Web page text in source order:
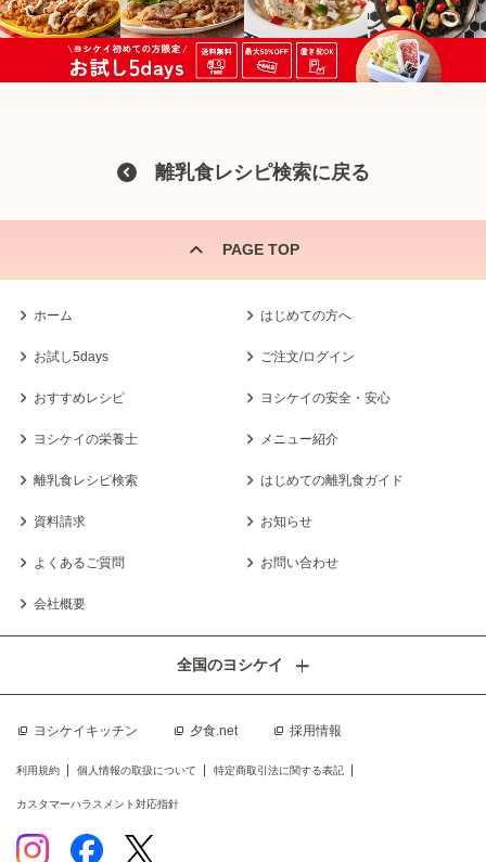
離乳食レシピ検索に戻る
PAGE TOP
ホーム はじめての方へ
お試し5days ご注文/ログイン
おすすめレシピ ヨシケイの安全・安心
ヨシケイの栄養士 メニュー紹介
離乳食レシピ検索 はじめての離乳食ガイド
資料請求 お知らせ
よくあるご質問 お問い合わせ
会社概要
ヨシケイキッチン 夕食.net 採用情報
全国のヨシケイ
利用規約 個人情報の取扱について 特定商取引法に関する表記
カスタマーハラスメント対応指針